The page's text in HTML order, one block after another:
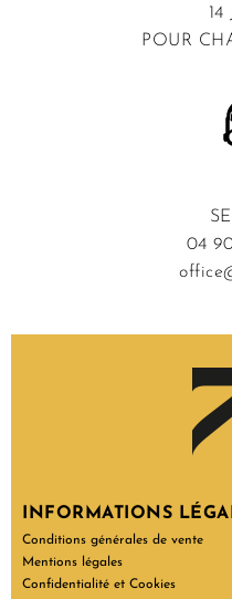
14
POUR
04
INFORMATIONS
Conditions générales de vente
Mentions légales
Confidentialité et Cookies